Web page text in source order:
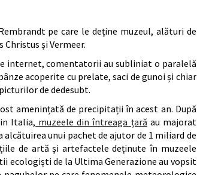
pe care le deține muzeul, alături de
și Vermeer.
internet, comentatorii au subliniat o paralelă
acoperite cu prelate, saci de gunoi și chiar
de dedesubt.
amenințată de precipitații în acest an. După
Italia, muzeele din întreaga țară au majorat
unui pachet de ajutor de 1 miliard de
de artă și artefactele deținute în muzeele
ecologiști de la Ultima Generazione au vopsit